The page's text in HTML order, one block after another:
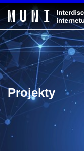
Projekty